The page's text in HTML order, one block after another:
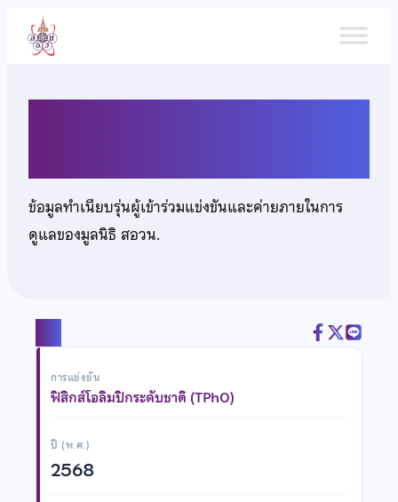
เนื้อหา
ข้อมูลทำเนียบรุ่นผู้เข้าร่วมแข่งขันและค่ายภายในการ
ดูแลของมูลนิธิ สอวน.
การแข่งขัน
ฟิสิกส์โอลิมปิกระดับชาติ (TPhO)
ปี (พ.ศ.)
2568